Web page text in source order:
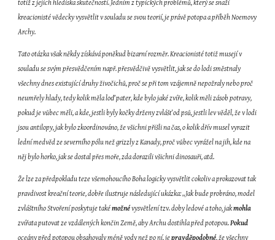
totiž z jejich hlediska skutečností. Jedním z typických problémů, který se snaží
kreacionisté vědecky vysvětlit v souladu se svou teorií, je právě potopa a příběh Noemovy
Archy.
Tato otázka však někdy získává poněkud bizarní rozměr. Kreacionisté totiž musejí v
souladu se svým přesvědčením např. přesvědčivě vysvětlit, jak se do lodi směstnaly
všechny dnes existující druhy živočichů, proč se při tom vzájemně nepožraly nebo proč
neumřely hlady, tedy kolik měla loď pater, kde bylo jaké zvíře, kolik měli zásob potravy,
pokud je vůbec měli, a kde, jestli byly kočky drženy zvlášť od psů, jestli lev věděl, že v lodi
jsou antilopy, jak bylo zkoordinováno, že všichni přišli na čas, o kolik dřív musel vyrazit
lední medvěd ze severního pólu než grizzly z Kanady, proč vůbec vyrážel na jih, kde na
něj bylo horko, jak se dostal přes moře, zda dorazili všichni dinosauři, atd.
Že lze za předpokladu teze všemohoucího Boha logicky vysvětlit cokoliv a prokazovat tak
pravdivost kreační teorie, dobře ilustruje následující ukázka: „Jak bude probráno, model
zvláštního Stvoření poskytuje také možné vysvětlení tzv. doby ledové a toho, jak mohla
zvířata putovat ze vzdálených končin Země, aby Archu dostihla před potopou. Pokud
oceány před potopou obsahovaly méně vody než po ní, je pravděpodobné, že všechny